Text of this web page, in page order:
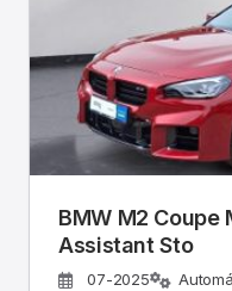
BMW M2 Coupe
Assistant Sto
07-2025